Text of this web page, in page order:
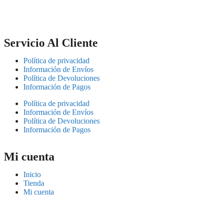
Servicio Al Cliente
Política de privacidad
Información de Envíos
Política de Devoluciones
Información de Pagos
Política de privacidad
Información de Envíos
Política de Devoluciones
Información de Pagos
Mi cuenta
Inicio
Tienda
Mi cuenta